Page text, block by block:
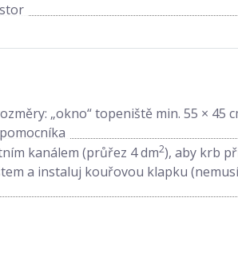
„okno“ topeniště min. 55 × 45
kanálem (průřez 4 dm2), aby krb
a instaluj kouřovou klapku